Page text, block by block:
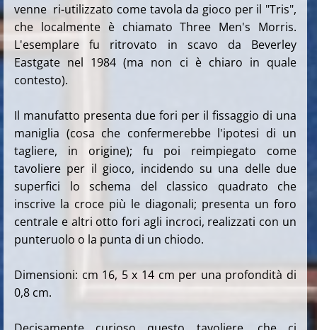
venne ri-utilizzato come tavola da gioco per il "Tris",
che localmente è chiamato Three Men's Morris.
L'esemplare fu ritrovato in scavo da Beverley
Eastgate nel 1984 (ma non ci è chiaro in quale
contesto).
Il manufatto presenta due fori per il fissaggio di una
maniglia (cosa che confermerebbe l'ipotesi di un
tagliere, in origine); fu poi reimpiegato come
tavoliere per il gioco, incidendo su una delle due
superfici lo schema del classico quadrato che
inscrive la croce più le diagonali; presenta un foro
centrale e altri otto fori agli incroci, realizzati con un
punteruolo o la punta di un chiodo.
Dimensioni: cm 16, 5 x 14 cm per una profondità di
0,8 cm.